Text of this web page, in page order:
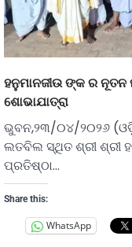
ହନୁମାନଜୀଉ ଙ୍କ ର
ଶୋଭାଯାତ୍ରା
ଭୁବନ,୨୩/୦୪/୨୦୨୬
ଲତବିଲ ସ୍ଥିତ ଶ୍ରୀ ଶ୍ରୀ
ପ୍ରତିଷ୍ଠା…
Share this:
WhatsApp